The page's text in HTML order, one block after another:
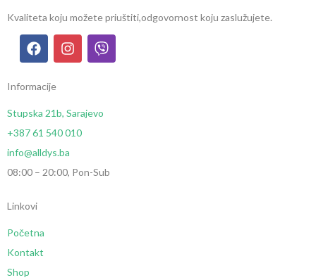
Kvaliteta koju možete priuštiti,odgovornost koju zaslužujete.
Informacije
Stupska 21b, Sarajevo
+387 61 540 010
info@alldys.ba
08:00 – 20:00, Pon-Sub
Linkovi
Početna
Kontakt
Shop